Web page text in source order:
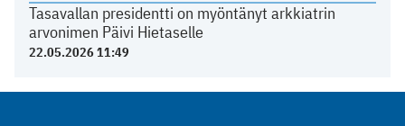
Tasavallan presidentti on myöntänyt arkkiatrin
arvonimen Päivi Hietaselle
22.05.2026 11:49